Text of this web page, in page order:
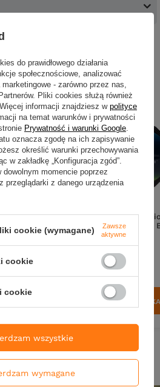
16X
Plecionka Mahi Mahi
- 0.12mm - 300m - 6.8kg -
269,00 zł
Kup za: 8877pkt
Ilość produktów
DO
do prawidłowego działania
społecznościowe, analizować
- zarówno przez nas,
Pliki cookies służą również
informacji znajdziesz w polityce
na temat warunków i prywatności
Prywatność i warunki Google
oznacza zgodę na ich zapisywanie
określić warunki przechowywania
w zakładkę „Konfiguracja zgód”.
momencie poprzez
przeglądarki z danego urządzenia
cookie (wymagane)
Zawsze
aktywne
cookie
cookie
wymagane
wszystkie